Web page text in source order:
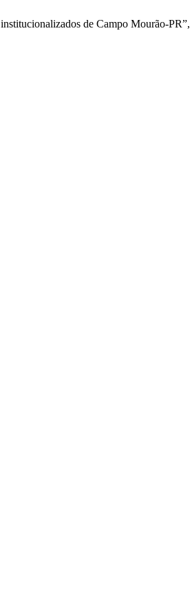
de Campo Mourão-PR”,